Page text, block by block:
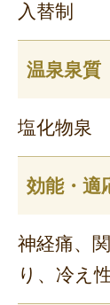
入替制
温泉泉質
塩化物泉
効能・適
神経痛、
り、冷え